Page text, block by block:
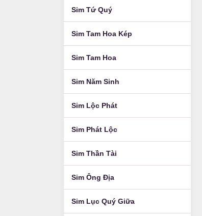
Sim Tứ Quý
Sim Tam Hoa Kép
Sim Tam Hoa
Sim Năm Sinh
Sim Lộc Phát
Sim Phát Lộc
Sim Thần Tài
Sim Ông Địa
Sim Lục Quý Giữa